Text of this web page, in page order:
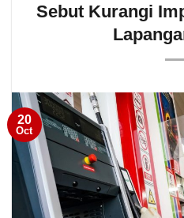
Sebut Kurangi
20
Oct